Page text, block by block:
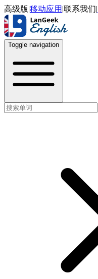
高级版|移动应用 |联系我们|
Toggle navigation